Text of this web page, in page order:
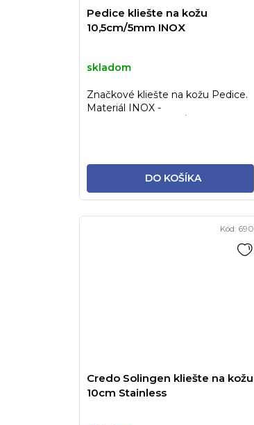
Pedice kliešte na kožu
10,5cm/5mm INOX
skladom
DO KOŠÍKA
Značkové kliešte na kožu Pedice.
Materiál INOX -
Credo Solingen kliešte na kožu
10cm Stainless
Kód: 690